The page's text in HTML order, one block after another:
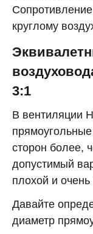
круглому
3:1
В вентиляции
сторон более,
допустимый
плохой и
Давайте
диаметр